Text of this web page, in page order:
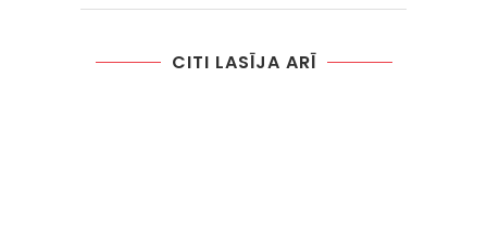
CITI LASĪJA ARĪ